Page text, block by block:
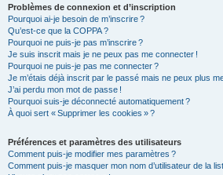
Problèmes de connexion et d’inscription
Pourquoi ai-je besoin de m’inscrire ?
Qu’est-ce que la COPPA ?
Pourquoi ne puis-je pas m’inscrire ?
Je suis inscrit mais je ne peux pas me connecter !
Pourquoi ne puis-je pas me connecter ?
Je m’étais déjà inscrit par le passé mais ne peux plus
J’ai perdu mon mot de passe !
Pourquoi suis-je déconnecté automatiquement ?
À quoi sert « Supprimer les cookies » ?
Préférences et paramètres des utilisateurs
Comment puis-je modifier mes paramètres ?
Comment puis-je masquer mon nom d’utilisateur de la